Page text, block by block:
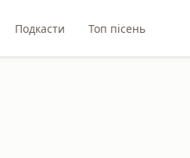
Подкасти Топ пісень